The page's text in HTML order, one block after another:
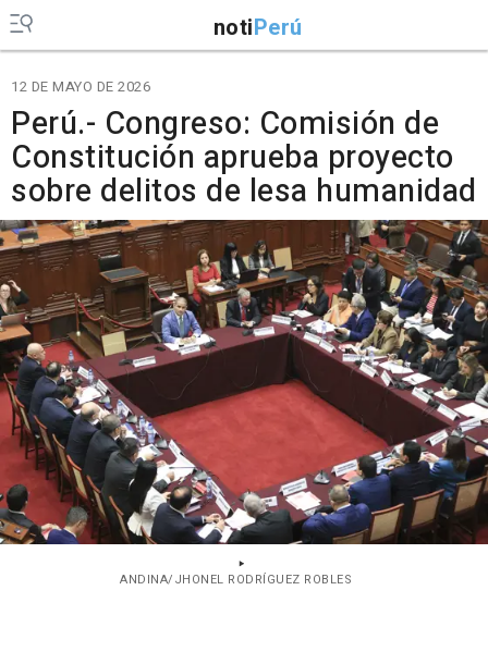
notiPerú
12 DE MAYO DE 2026
Perú.- Congreso: Comisión de
Constitución aprueba proyecto
sobre delitos de lesa humanidad
ANDINA/JHONEL RODRÍGUEZ ROBLES